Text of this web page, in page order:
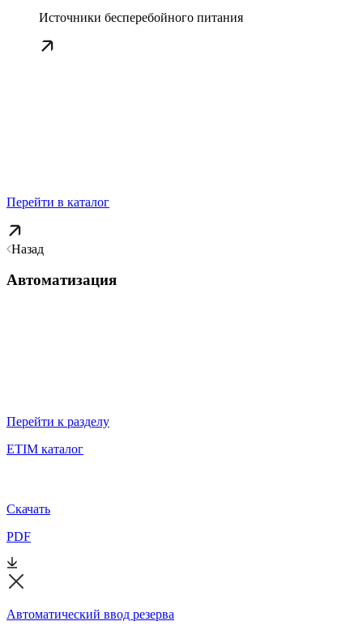
Источники бесперебойного питания
Перейти в каталог
Назад
Автоматизация
Перейти к разделу
ETIM каталог
Скачать
PDF
Автоматический ввод резерва